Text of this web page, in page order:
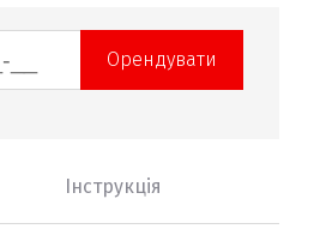
Орендувати
Інструкція